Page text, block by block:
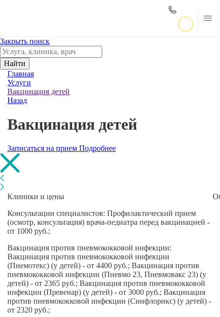
Закрыть поиск
Найти
Главная
Услуги
Вакцинация детей
Назад
Вакцинация детей
Записаться на прием Подробнее
Клиники и цены
Консультации специалистов: Профилактический прием
(осмотр, консультация) врача-педиатра перед вакцинацией -
от 1000 руб.;
Вакцинация против пневмококковой инфекции:
Вакцинация против пневмококковой инфекции
(Пнемотекс) (у детей) - от 4400 руб.; Вакцинация против
пневмококковой инфекции (Пневмо 23, Пневмовакс 23) (у
детей) - от 2365 руб.; Вакцинация против пневмококковой
инфекции (Превенар) (у детей) - от 3000 руб.; Вакцинация
против пневмококковой инфекции (Синфлорикс) (у детей) -
от 2320 руб.;